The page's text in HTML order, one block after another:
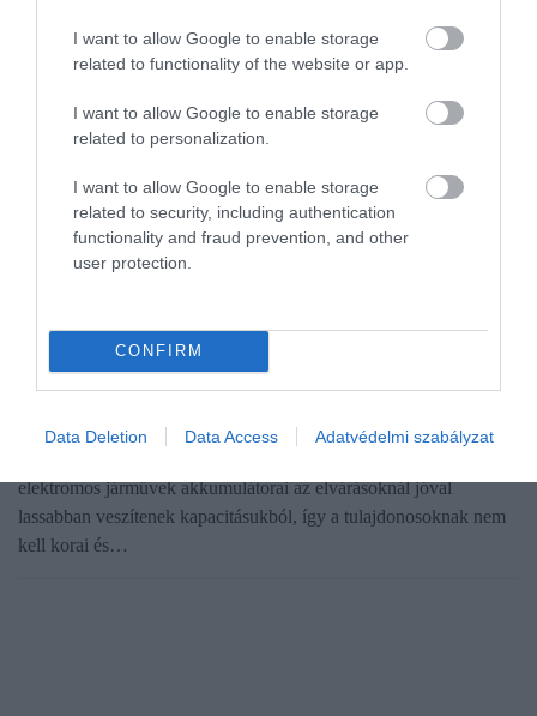
I want to allow Google to enable storage
related to functionality of the website or app.
I want to allow Google to enable storage
related to personalization.
I want to allow Google to enable storage
related to security, including authentication
functionality and fraud prevention, and other
user protection.
CONFIRM
Data Deletion Data Access Adatvédelmi szabályzat
E-AUTÓ
Cáfolják a tévhiteket a kutatások: lényegesen
elektromos járművek akkumulátorai az elvárásoknál jóval
lassabban veszítenek kapacitásukból, így a tulajdonosoknak nem
kell korai és…